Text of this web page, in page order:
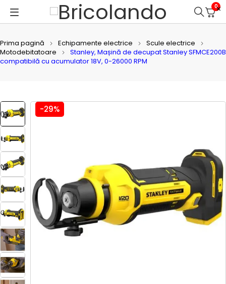
0
Prima pagină Echipamente electrice
Scule electrice
Motodebitatoare
Stanley, Mașină de decupat Stanley SFMCE200B
compatibilă cu acumulator 18V, 0-26000 RPM
-29%